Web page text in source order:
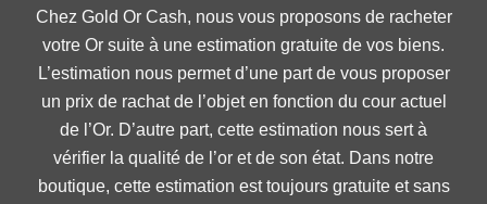
Chez Gold Or Cash, nous vous proposons de racheter
votre Or suite à une estimation gratuite de vos biens.
L’estimation nous permet d’une part de vous proposer
un prix de rachat de l’objet en fonction du cour actuel
de l’Or. D’autre part, cette estimation nous sert à
vérifier la qualité de l’or et de son état. Dans notre
boutique, cette estimation est toujours gratuite et sans